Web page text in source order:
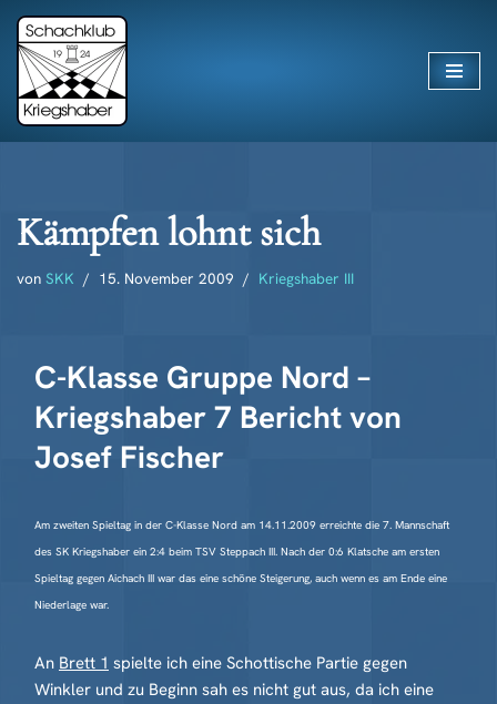
Zum
Inhalt
springen
Kämpfen lohnt sich
von SKK 15. November 2009 Kriegshaber III
C-Klasse Gruppe Nord –
Kriegshaber 7 Bericht von
Josef Fischer
Am zweiten Spieltag in der C-Klasse Nord am 14.11.2009 erreichte die 7. Mannschaft
des SK Kriegshaber ein 2:4 beim TSV Steppach III. Nach der 0:6 Klatsche am ersten
Spieltag gegen Aichach III war das eine schöne Steigerung, auch wenn es am Ende eine
Niederlage war.
An Brett 1 spielte ich eine Schottische Partie gegen
Winkler und zu Beginn sah es nicht gut aus, da ich eine